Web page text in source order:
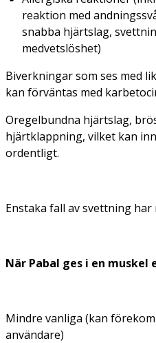
reaktion med
snabba hjärtslag,
medvetslöshet)
Biverkningar som ses med
kan förväntas med
Oregelbundna hjärtslag,
hjärtklappning, vilket kan
ordentligt.
Enstaka fall av svettning
När Pabal ges i en
Mindre vanliga (kan
användare)